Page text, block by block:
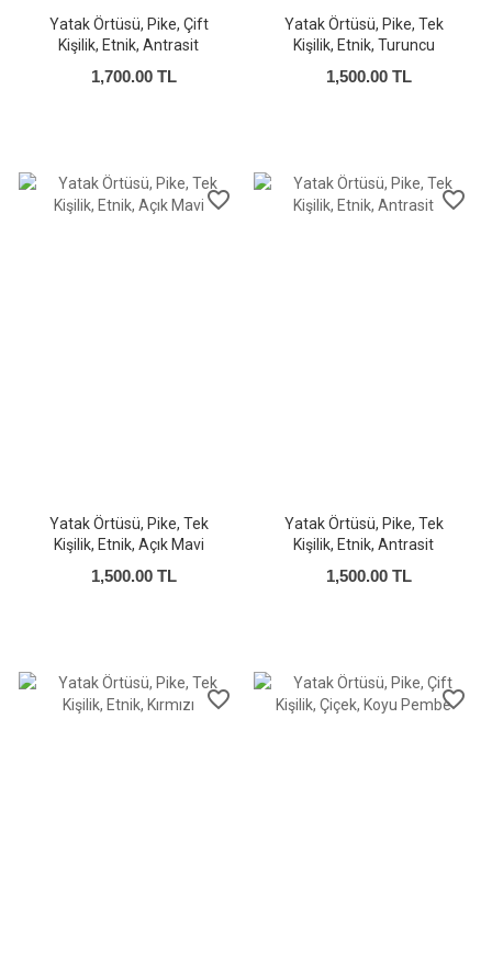
Yatak Örtüsü, Pike, Çift
Kişilik, Etnik, Antrasit
1,700.00 TL
Yatak Örtüsü, Pike, Tek
Kişilik, Etnik, Turuncu
1,500.00 TL
favorite_border
Yatak Örtüsü, Pike, Tek
Kişilik, Etnik, Açık Mavi
1,500.00 TL
favorite_border
Yatak Örtüsü, Pike, Tek
Kişilik, Etnik, Antrasit
1,500.00 TL
favorite_border favorite_border